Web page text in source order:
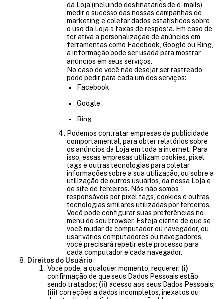
da Loja (incluindo destinatários de e-mails),
medir o sucesso das nossas campanhas de
marketing e coletar dados estatísticos sobre
o uso da Loja e taxas de resposta. Em caso de
ter ativa a personalização de anúncios em
ferramentas como Facebook, Google ou Bing,
a informação pode ser usada para mostrar
anúncios em seus serviços.
No caso de você não desejar ser rastreado
pode pedir para cada um dos serviços:
Facebook
Google
Bing
Podemos contratar empresas de publicidade
comportamental, para obter relatórios sobre
os anúncios da Loja em toda a internet. Para
isso, essas empresas utilizam cookies, pixel
tags e outras tecnologias para coletar
informações sobre a sua utilização, ou sobre a
utilização de outros usuários, da nossa Loja e
de site de terceiros. Nós não somos
responsáveis por pixel tags, cookies e outras
tecnologias similares utilizadas por terceiros.
Você pode configurar suas preferências no
menu do seu browser. Esteja ciente de que se
você mudar de computador ou navegador, ou
usar vários computadores ou navegadores,
você precisará repetir este processo para
cada computador e cada navegador.
Direitos do Usuário
Você pode, a qualquer momento, requerer: (i)
confirmação de que seus Dados Pessoais estão
sendo tratados; (ii) acesso aos seus Dados Pessoais;
(iii) correções a dados incompletos, inexatos ou